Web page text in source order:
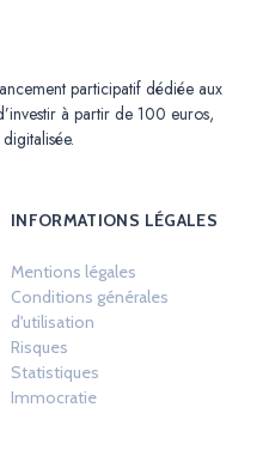
participatif dédiée aux
à partir de 100 euros,
INFORMATIONS LÉGALES
Mentions légales
Conditions générales
d'utilisation
Risques
Statistiques
Immocratie